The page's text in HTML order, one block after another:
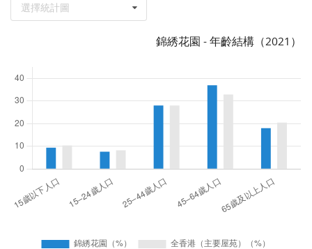
選擇統計圖
錦綉花園 - 年齡結構（2021）